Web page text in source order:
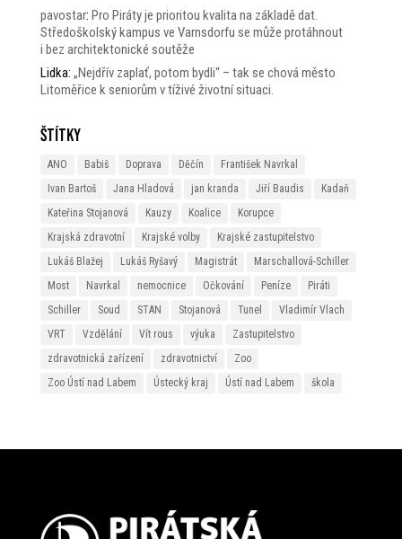
pavostar: Pro Piráty je prioritou kvalita na základě dat.
Středoškolský kampus ve Varnsdorfu se může protáhnout
i bez architektonické soutěže
Lidka: „Nejdřív zaplať, potom bydli“ – tak se chová město
Litoměřice k seniorům v tíživé životní situaci.
Štítky
ANO Babiš Doprava Děčín
František Navrkal
Ivan Bartoš
Jana Hladová jan kranda Jiří Baudis
Kadaň
Kateřina Stojanová
Kauzy Koalice
Korupce
Krajská zdravotní
Krajské volby
Krajské zastupitelstvo
Lukáš Blažej
Lukáš Ryšavý Magistrát
Marschallová-Schiller
Most
Navrkal nemocnice Očkování Peníze
Piráti
Schiller
Soud STAN Stojanová Tunel
Vladimír Vlach
VRT
Vzdělání Vít rous výuka
Zastupitelstvo
zdravotnická zařízení
zdravotnictví
Zoo
Zoo Ústí nad Labem
Ústecký kraj Ústí nad Labem škola